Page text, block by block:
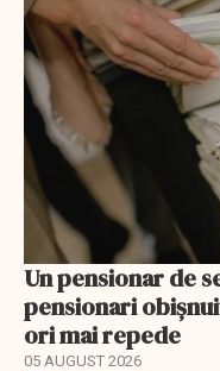
Un pensionar de
pensionari
ori mai repede
05 AUGUST 2026